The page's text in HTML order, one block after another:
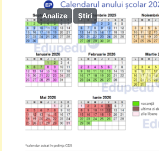
Analize Știri